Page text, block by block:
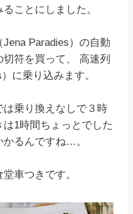
ことにしました。
Paradies）の自動
符を買って、 高速列
に乗り込みます。
乗り換えなしで３時
1時間ちょっとでした
るんですね…。
車つきです。